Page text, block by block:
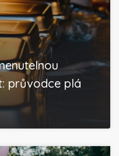
průvodce plá